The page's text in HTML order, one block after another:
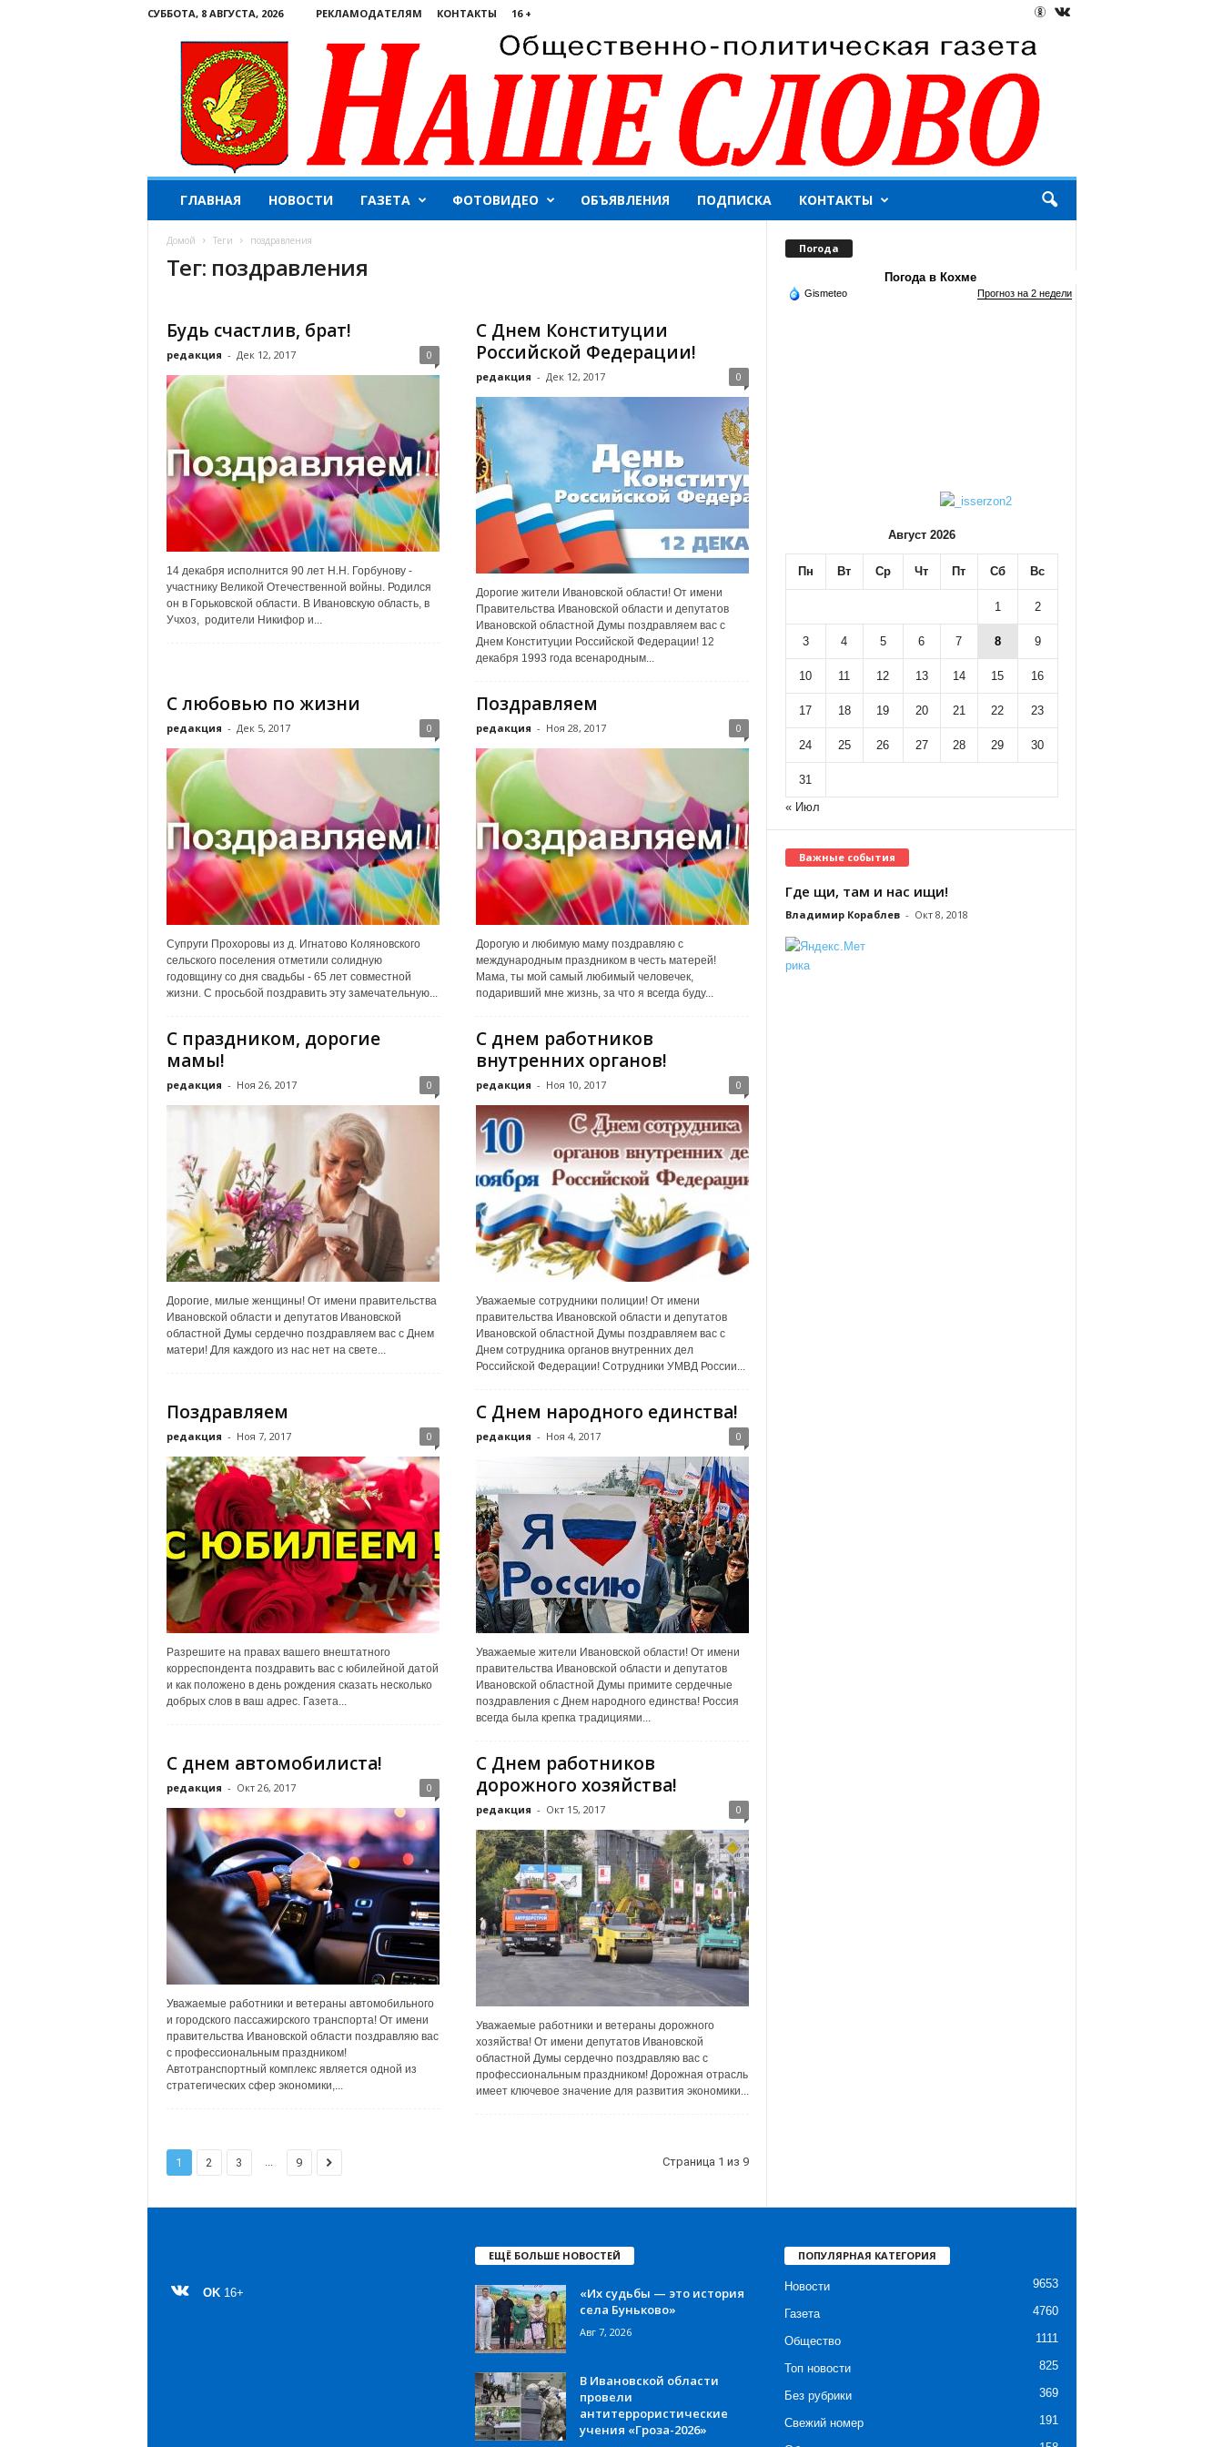
СУББОТА, 8 АВГУСТА, 2026 РЕКЛАМОДАТЕЛЯМ КОНТАКТЫ 16 +
ш
ГЛАВНАЯ НОВОСТИ ГАЗЕТА ФОТОВИДЕО ОБЪЯВЛЕНИЯ ПОДПИСКА КОНТАКТЫ
Домой Теги поздравления
Тег: поздравления
Будь счастлив, брат!
редакция - Дек 12, 2017 0
14 декабря исполнится 90 лет Н.Н. Горбунову -
участнику Великой Отечественной войны. Родился
он в Горьковской области. В Ивановскую область, в
Учхоз, родители Никифор и...
С Днем Конституции
Российской Федерации!
редакция - Дек 12, 2017 0
Дорогие жители Ивановской области! От имени
Правительства Ивановской области и депутатов
Ивановской областной Думы поздравляем вас с
Днем Конституции Российской Федерации! 12
декабря 1993 года всенародным...
С любовью по жизни
редакция - Дек 5, 2017 0
Супруги Прохоровы из д. Игнатово Коляновского
сельского поселения отметили солидную
годовщину со дня свадьбы - 65 лет совместной
жизни. С просьбой поздравить эту замечательную...
Поздравляем
редакция - Ноя 28, 2017 0
Дорогую и любимую маму поздравляю с
международным праздником в честь матерей!
Мама, ты мой самый любимый человечек,
подаривший мне жизнь, за что я всегда буду...
С праздником, дорогие
мамы!
редакция - Ноя 26, 2017 0
Дорогие, милые женщины! От имени правительства
Ивановской области и депутатов Ивановской
областной Думы сердечно поздравляем вас с Днем
матери! Для каждого из нас нет на свете...
С днем работников
внутренних органов!
редакция - Ноя 10, 2017 0
Уважаемые сотрудники полиции! От имени
правительства Ивановской области и депутатов
Ивановской областной Думы поздравляем вас с
Днем сотрудника органов внутренних дел
Российской Федерации! Сотрудники УМВД России...
Поздравляем
редакция - Ноя 7, 2017 0
Разрешите на правах вашего внештатного
корреспондента поздравить вас с юбилейной датой
и как положено в день рождения сказать несколько
добрых слов в ваш адрес. Газета...
С Днем народного единства!
редакция - Ноя 4, 2017 0
Уважаемые жители Ивановской области! От имени
правительства Ивановской области и депутатов
Ивановской областной Думы примите сердечные
поздравления с Днем народного единства! Россия
всегда была крепка традициями...
С днем автомобилиста!
редакция - Окт 26, 2017 0
Уважаемые работники и ветераны автомобильного
и городского пассажирского транспорта! От имени
правительства Ивановской области поздравляю вас
с профессиональным праздником!
Автотранспортный комплекс является одной из
стратегических сфер экономики,...
С Днем работников
дорожного хозяйства!
редакция - Окт 15, 2017 0
Уважаемые работники и ветераны дорожного
хозяйства! От имени депутатов Ивановской
областной Думы сердечно поздравляю вас с
профессиональным праздником! Дорожная отрасль
имеет ключевое значение для развития экономики...
1 2 3 ... 9 Страница 1 из 9
Погода
Погода в Кохме
Gismeteo Прогноз на 2 недели
Август 2026
Пн Вт Ср Чт Пт Сб Вс
1 2
3 4 5 6 7 8 9
10 11 12 13 14 15 16
17 18 19 20 21 22 23
24 25 26 27 28 29 30
31
« Июл
Важные события
Где щи, там и нас ищи!
Владимир Кораблев - Окт 8, 2018
OK 16+
ЕЩЁ БОЛЬШЕ НОВОСТЕЙ
«Их судьбы — это история
села Буньково»
Авг 7, 2026
В Ивановской области
провели
антитеррористические
учения «Гроза-2026»
ПОПУЛЯРНАЯ КАТЕГОРИЯ
Новости 9653
Газета 4760
Общество 1111
Топ новости 825
Без рубрики 369
Свежий номер 191